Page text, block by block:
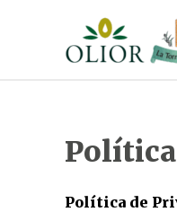
contenido
Política de